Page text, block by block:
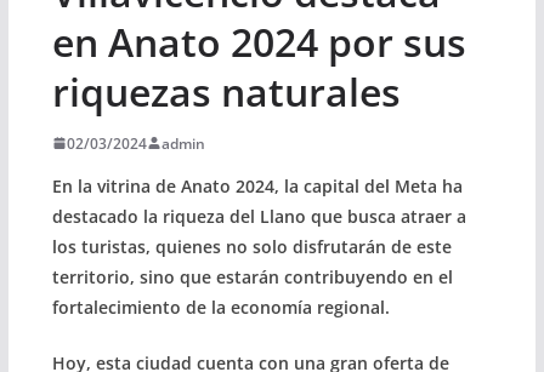
en Anato 2024 por sus
riquezas naturales
02/03/2024 admin
En la vitrina de Anato 2024, la capital del Meta ha
destacado la riqueza del Llano que busca atraer a
los turistas, quienes no solo disfrutarán de este
territorio, sino que estarán contribuyendo en el
fortalecimiento de la economía regional.
Hoy, esta ciudad cuenta con una gran oferta de